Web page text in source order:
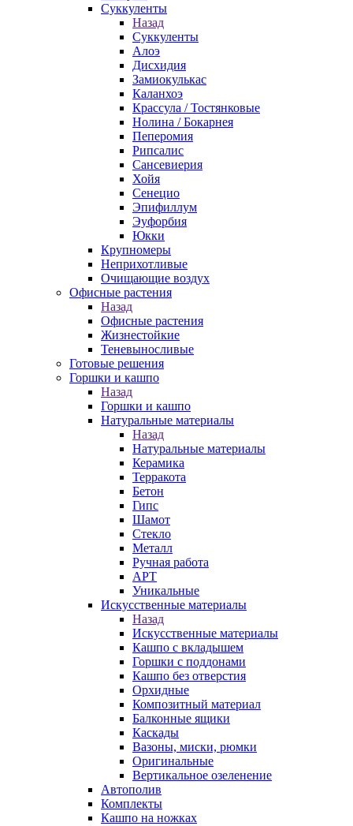
Суккуленты
Назад
Суккуленты
Алоэ
Дисхидия
Замиокулькас
Каланхоэ
Крассула / Тостянковые
Нолина / Бокарнея
Пеперомия
Рипсалис
Сансевиерия
Хойя
Сенецио
Эпифиллум
Эуфорбия
Юкки
Крупномеры
Неприхотливые
Очищающие воздух
Офисные растения
Назад
Офисные растения
Жизнестойкие
Теневыносливые
Готовые решения
Горшки и кашпо
Назад
Горшки и кашпо
Натуральные материалы
Назад
Натуральные материалы
Керамика
Терракота
Бетон
Гипс
Шамот
Стекло
Металл
Ручная работа
АРТ
Уникальные
Искусственные материалы
Назад
Искусственные материалы
Кашпо с вкладышем
Горшки с поддонами
Кашпо без отверстия
Орхидные
Композитный материал
Балконные ящики
Каскады
Вазоны, миски, рюмки
Оригинальные
Вертикальное озеленение
Автополив
Комплекты
Кашпо на ножках